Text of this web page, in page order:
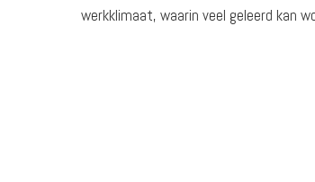
werkklimaat, waarin veel geleerd kan